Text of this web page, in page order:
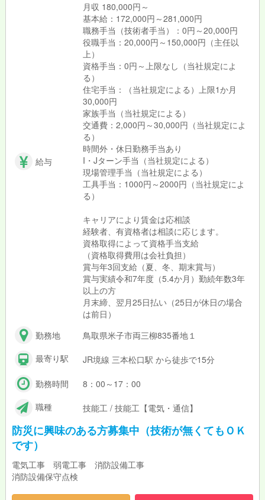
給与
月収 180,000円～
基本給：172,000円～281,000円
職務手当（技術者手当）：0円～20,000円
役職手当：20,000円～150,000円（主任以
上）
資格手当：0円～上限なし（当社規定によ
る）
住宅手当：（当社規定による）上限1か月
30,000円
家族手当（当社規定による）
交通費：2,000円～30,000円（当社規定によ
る）
時間外・休日勤務手当あり
I・Jターン手当（当社規定による）
現場管理手当（当社規定による）
工具手当：1000円～2000円（当社規定によ
る）
キャリアにより賃金は応相談
経験者、有資格者は相談に応じます。
資格取得によって資格手当支給
（資格取得費用は会社負担）
賞与年3回支給（夏、冬、期末賞与）
賞与実績令和7年度（5.4か月）勤続年数3年
以上の方
月末締、翌月25日払い（25日が休日の場合
は前日）
勤務地
鳥取県米子市両三柳835番地１
最寄り駅
JR境線 三本松口駅 から徒歩で15分
勤務時間
8：00～17：00
職種
技能工 / 技能工【電気・通信】
防災に興味のある方募集中（技術が無くてもＯＫ
です）
電気工事 弱電工事 消防設備工事
消防設備保守点検